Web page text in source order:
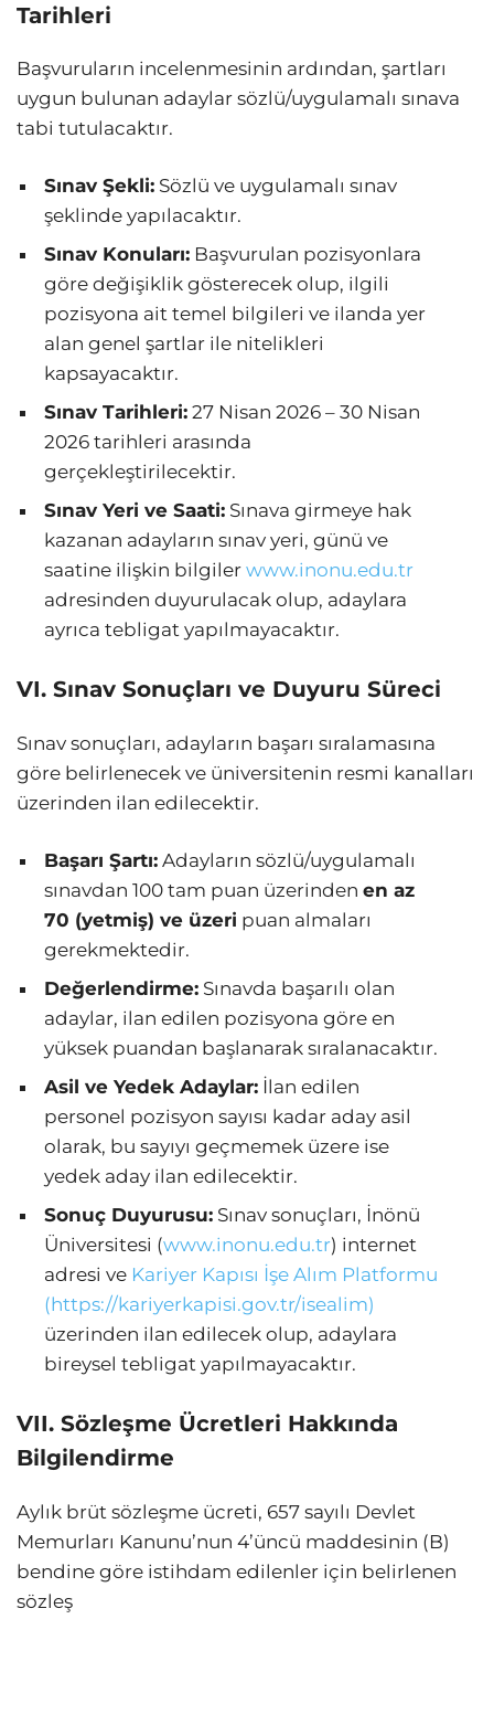
Tarihleri
Başvuruların incelenmesinin ardından, şartları
uygun bulunan adaylar sözlü/uygulamalı sınava
tabi tutulacaktır.
Sınav Şekli: Sözlü ve uygulamalı sınav
şeklinde yapılacaktır.
Sınav Konuları: Başvurulan pozisyonlara
göre değişiklik gösterecek olup, ilgili
pozisyona ait temel bilgileri ve ilanda yer
alan genel şartlar ile nitelikleri
kapsayacaktır.
Sınav Tarihleri: 27 Nisan 2026 – 30 Nisan
2026 tarihleri arasında
gerçekleştirilecektir.
Sınav Yeri ve Saati: Sınava girmeye hak
kazanan adayların sınav yeri, günü ve
saatine ilişkin bilgiler www.inonu.edu.tr
adresinden duyurulacak olup, adaylara
ayrıca tebligat yapılmayacaktır.
VI. Sınav Sonuçları ve Duyuru Süreci
Sınav sonuçları, adayların başarı sıralamasına
göre belirlenecek ve üniversitenin resmi kanalları
üzerinden ilan edilecektir.
Başarı Şartı: Adayların sözlü/uygulamalı
sınavdan 100 tam puan üzerinden en az
70 (yetmiş) ve üzeri puan almaları
gerekmektedir.
Değerlendirme: Sınavda başarılı olan
adaylar, ilan edilen pozisyona göre en
yüksek puandan başlanarak sıralanacaktır.
Asil ve Yedek Adaylar: İlan edilen
personel pozisyon sayısı kadar aday asil
olarak, bu sayıyı geçmemek üzere ise
yedek aday ilan edilecektir.
Sonuç Duyurusu: Sınav sonuçları, İnönü
Üniversitesi (www.inonu.edu.tr) internet
adresi ve Kariyer Kapısı İşe Alım Platformu
(https://kariyerkapisi.gov.tr/isealim)
üzerinden ilan edilecek olup, adaylara
bireysel tebligat yapılmayacaktır.
VII. Sözleşme Ücretleri Hakkında
Bilgilendirme
Aylık brüt sözleşme ücreti, 657 sayılı Devlet
Memurları Kanunu’nun 4’üncü maddesinin (B)
bendine göre istihdam edilenler için belirlenen
sözleş